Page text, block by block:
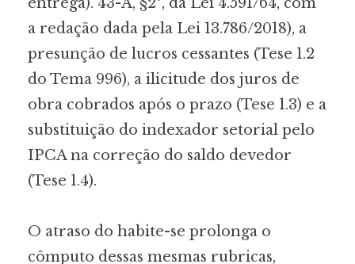
a redação dada pela Lei 13.786/2018), a
presunção de lucros cessantes (Tese 1.2
do Tema 996), a ilicitude dos juros de
obra cobrados após o prazo (Tese 1.3) e a
substituição do indexador setorial pelo
IPCA na correção do saldo devedor
(Tese 1.4).
O atraso do habite-se prolonga o
cômputo dessas mesmas rubricas,